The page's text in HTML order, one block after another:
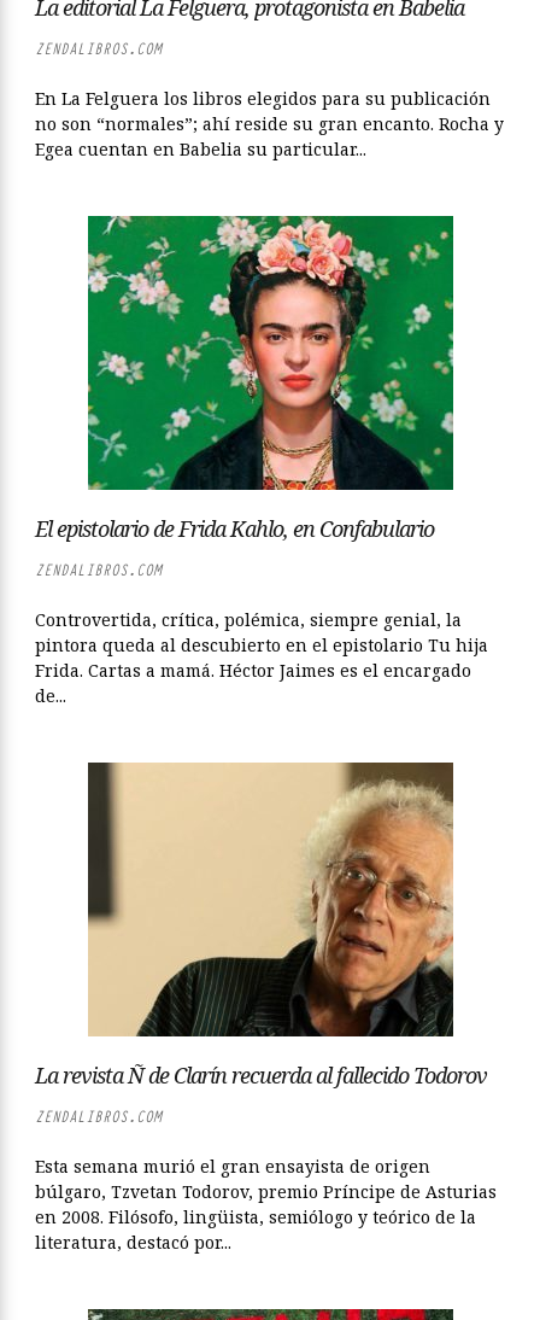
La editorial La Felguera, protagonista en Babelia
ZENDALIBROS.COM
En La Felguera los libros elegidos para su publicación
no son “normales”; ahí reside su gran encanto. Rocha y
Egea cuentan en Babelia su particular...
El epistolario de Frida Kahlo, en Confabulario
ZENDALIBROS.COM
Controvertida, crítica, polémica, siempre genial, la
pintora queda al descubierto en el epistolario Tu hija
Frida. Cartas a mamá. Héctor Jaimes es el encargado
de...
La revista Ñ de Clarín recuerda al fallecido Todorov
ZENDALIBROS.COM
Esta semana murió el gran ensayista de origen
búlgaro, Tzvetan Todorov, premio Príncipe de Asturias
en 2008. Filósofo, lingüista, semiólogo y teórico de la
literatura, destacó por...